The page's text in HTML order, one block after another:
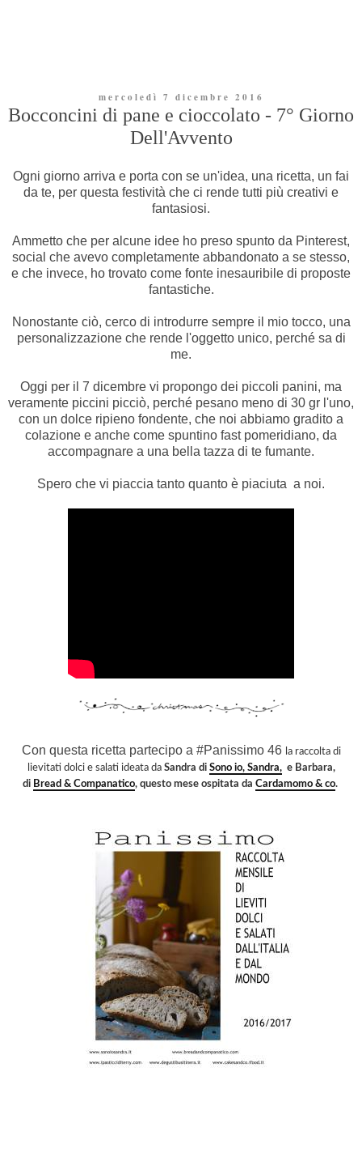
mercoledì 7 dicembre 2016
Bocconcini di pane e cioccolato - 7° Giorno
Dell'Avvento
Ogni giorno arriva e porta con se un'idea, una ricetta, un fai
da te, per questa festività che ci rende tutti più creativi e
fantasiosi.
Ammetto che per alcune idee ho preso spunto da Pinterest,
social che avevo completamente abbandonato a se stesso,
e che invece, ho trovato come fonte inesauribile di proposte
fantastiche.
Nonostante ciò, cerco di introdurre sempre il mio tocco, una
personalizzazione che rende l'oggetto unico, perché sa di
me.
Oggi per il 7 dicembre vi propongo dei piccoli panini, ma
veramente piccini picciò, perché pesano meno di 30 gr l'uno,
con un dolce ripieno fondente, che noi abbiamo gradito a
colazione e anche come spuntino fast pomeridiano, da
accompagnare a una bella tazza di te fumante.
Spero che vi piaccia tanto quanto è piaciuta a noi.
Con questa ricetta partecipo a #Panissimo 46 la raccolta di
lievitati dolci e salati ideata da Sandra di Sono io, Sandra, e Barbara,
di Bread & Companatico, questo mese ospitata da Cardamomo & co.